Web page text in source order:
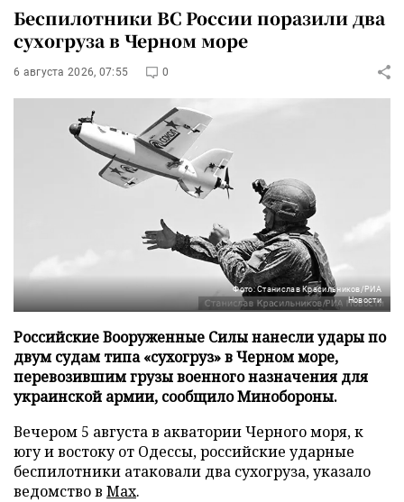
Беспилотники ВС России поразили два
сухогруза в Черном море
6 августа 2026, 07:55 0
Фото: Станислав Красильников/РИА
Новости
Российские Вооруженные Силы нанесли удары по
двум судам типа «сухогруз» в Черном море,
перевозившим грузы военного назначения для
украинской армии, сообщило Минобороны.
Вечером 5 августа в акватории Черного моря, к
югу и востоку от Одессы, российские ударные
беспилотники атаковали два сухогруза, указало
ведомство в Max.